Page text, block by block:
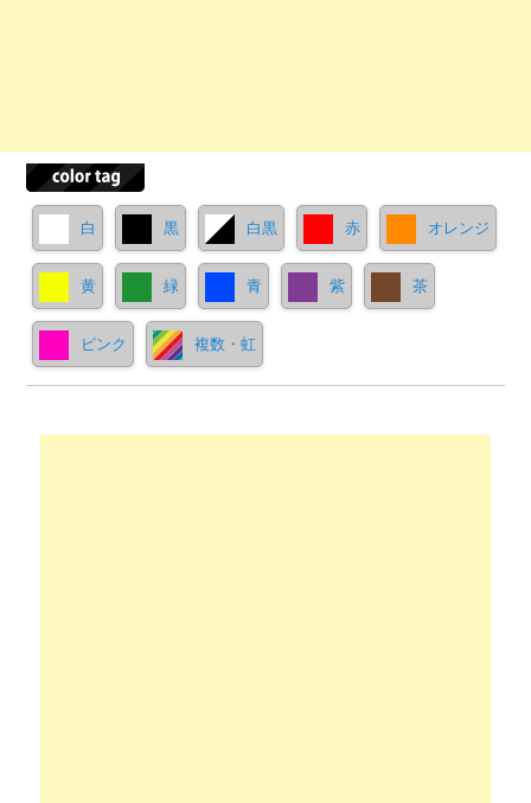
白 黒 白黒 赤 オレンジ
黄 緑 青 紫 茶
ピンク 複数・虹